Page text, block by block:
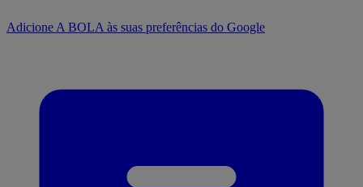
Adicione A BOLA às suas preferências do Google